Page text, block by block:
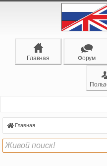
Главная Форум
Главная